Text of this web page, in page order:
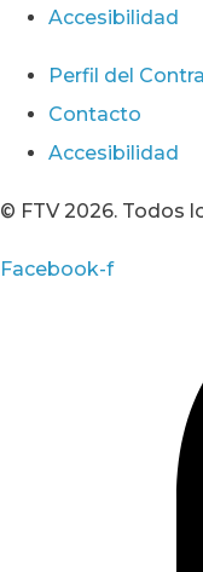
Accesibilidad
Perfil del
Contacto
Accesibilidad
© FTV 2026. Todos
Facebook-f